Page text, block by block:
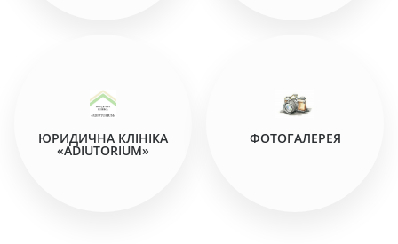
ЮРИДИЧНА КЛІНІКА
«АDIUTORIUM»
ФОТОГАЛЕРЕЯ